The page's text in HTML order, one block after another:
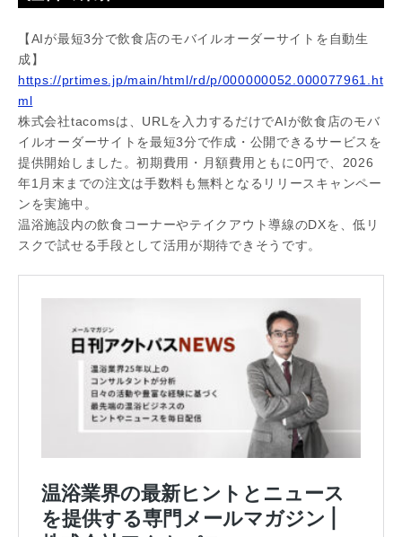
【AIが最短3分で飲食店のモバイルオーダーサイトを自動生
成】
https://prtimes.jp/main/html/rd/p/000000052.000077961.ht
ml
株式会社tacomsは、URLを入力するだけでAIが飲食店のモバ
イルオーダーサイトを最短3分で作成・公開できるサービスを
提供開始しました。初期費用・月額費用ともに0円で、2026
年1月末までの注文は手数料も無料となるリリースキャンペー
ンを実施中。
温浴施設内の飲食コーナーやテイクアウト導線のDXを、低リ
スクで試せる手段として活用が期待できそうです。